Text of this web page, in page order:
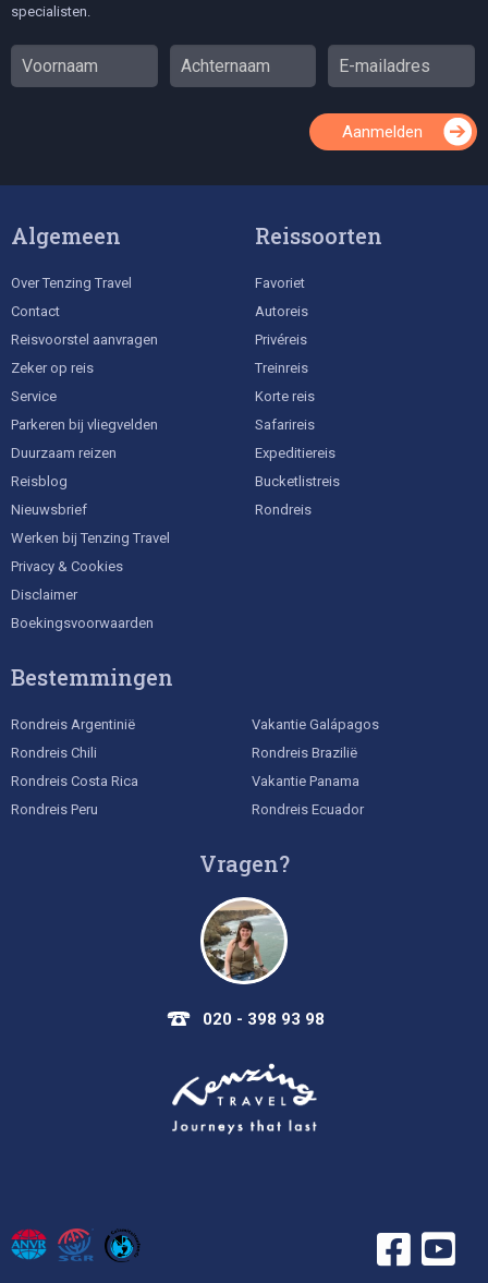
specialisten.
Aanmelden
Algemeen
Over Tenzing Travel
Contact
Reisvoorstel aanvragen
Zeker op reis
Service
Parkeren bij vliegvelden
Duurzaam reizen
Reisblog
Nieuwsbrief
Werken bij Tenzing Travel
Privacy & Cookies
Disclaimer
Boekingsvoorwaarden
Reissoorten
Favoriet
Autoreis
Privéreis
Treinreis
Korte reis
Safarireis
Expeditiereis
Bucketlistreis
Rondreis
Bestemmingen
Rondreis Argentinië
Rondreis Chili
Rondreis Costa Rica
Rondreis Peru
Vakantie Galápagos
Rondreis Brazilië
Vakantie Panama
Rondreis Ecuador
Vragen?
020 - 398 93 98